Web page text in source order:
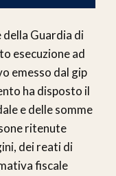
Guardia di
esecuzione ad
emesso dal gip
ha disposto il
e delle somme
ritenute
dei reati di
fiscale